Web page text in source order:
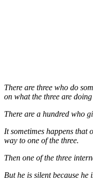
There are three who do
on what the three are doing
There are a hundred who
It sometimes happens that
way to one of the three.
Then one of the three
But he is silent because he